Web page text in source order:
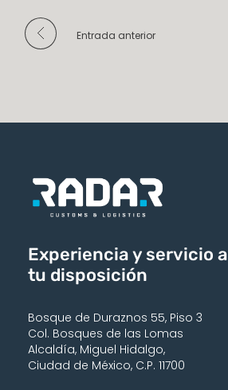
Entrada anterior
Experiencia y servicio a
tu disposición
Bosque de Duraznos 55, Piso 3
Col. Bosques de las Lomas
Alcaldía, Miguel Hidalgo,
Ciudad de México, C.P. 11700